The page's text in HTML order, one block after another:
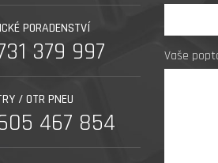
PORADENSTVÍ
379 997
/ OTR PNEU
467 854
Vaše